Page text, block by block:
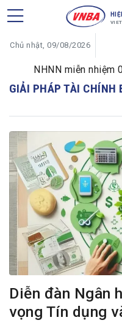
Chủ nhật, 09/08/2026
NHNN miễn nhiệm
GIẢI PHÁP TÀI CHÍNH
Diễn đàn Ngân
vọng Tín dụng